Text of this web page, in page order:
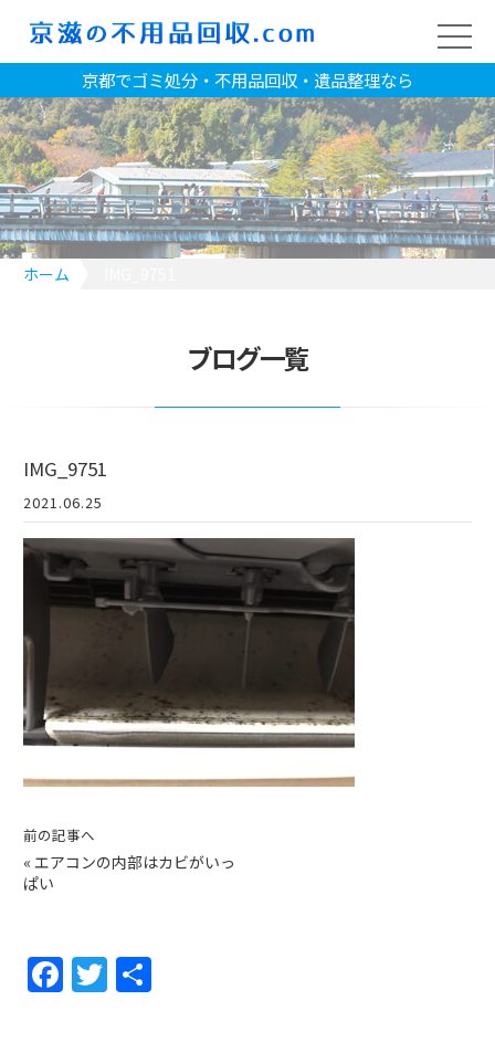
京都でゴミ処分・不用品回収・遺品整理なら
ホーム
ブログ一覧
IMG_9751
2021.06.25
前の記事へ
« エアコンの内部はカビがいっ
ぱい
F
a
T
w